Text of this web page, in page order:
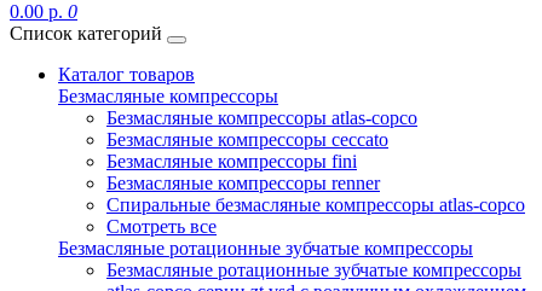
0.00 р. 0
Список категорий
Каталог товаров
Безмасляные компрессоры
Безмасляные компрессоры atlas-copco
Безмасляные компрессоры ceccato
Безмасляные компрессоры fini
Безмасляные компрессоры renner
Спиральные безмасляные компрессоры atlas-copco
Смотреть все
Безмасляные ротационные зубчатые компрессоры
Безмасляные ротационные зубчатые компрессоры